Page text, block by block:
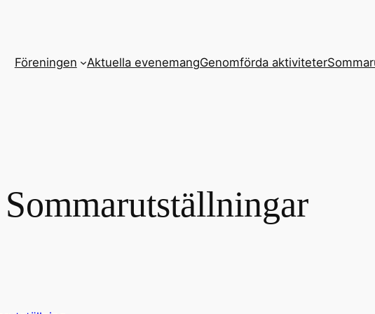
Föreningen
Aktuella evenemangGenomförda aktiviteter
Sommarutställningar